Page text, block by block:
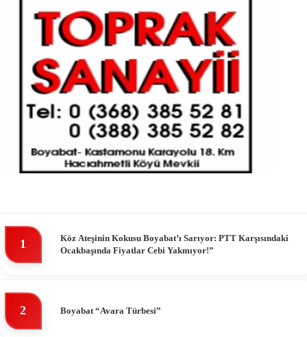
1
Köz Ateşinin Kokusu Boyabat’ı Sarıyor: PTT Karşısındaki
Ocakbaşında Fiyatlar Cebi Yakmıyor!”
2 Boyabat “Avara Türbesi”